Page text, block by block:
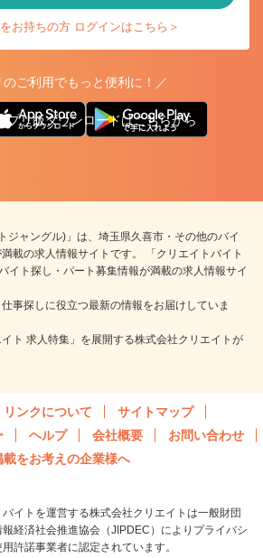
お持ちの方 ログインはこちら＞
のご利用でもっと便利に！／
プリ版ダウンロードはこちらから
ジャングル)」は、埼玉県久喜市・その他のバイ
載の求人情報サイトです。 「クリエイトバイト
イト探し・パート募集情報が満載の求人情報サイ
事探しに役立つ最新の情報をお届けしていま
ト 求人特集」を展開する株式会社クリエイトが
リンクについて
サイトマップ
ヘルプ 会社概要
お問い合わせ
載をお考えの企業様へ
バイトを運営する株式会社クリエイトは一般財団
経済社会推進協会（JIPDEC）によりプライバシ
許諾事業者に認定されています。